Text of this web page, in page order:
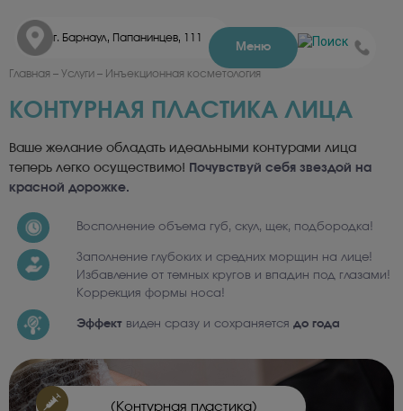
г. Барнаул, Папанинцев, 111
Меню
Главная – Услуги – Инъекционная косметология
КОНТУРНАЯ ПЛАСТИКА ЛИЦА
Ваше желание обладать идеальными контурами лица
теперь легко осуществимо! Почувствуй себя звездой на
красной дорожке.
Восполнение объема губ, скул, щек, подбородка!
Заполнение глубоких и средних морщин на лице!
Избавление от темных кругов и впадин под глазами!
Коррекция формы носа!
Эффектвиден сразу и сохраняется до года
(Контурная пластика)